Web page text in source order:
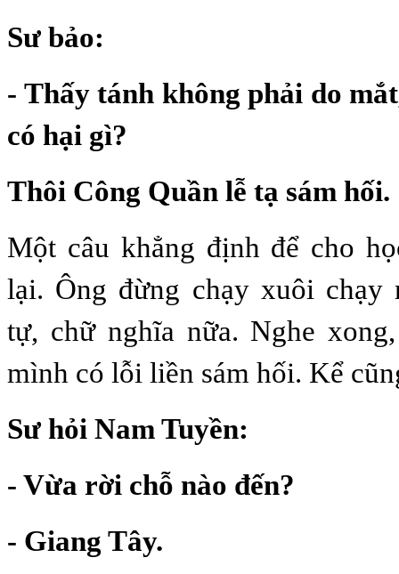
Sư bảo:
- Thấy tánh không phải do
có hại gì?
Thôi Công Quần lễ tạ sám hối.
Một câu khẳng định để cho
lại. Ông đừng chạy xuôi chạy
tự, chữ nghĩa nữa. Nghe
mình có lỗi liền sám hối. Kể
Sư hỏi Nam Tuyền:
- Vừa rời chỗ nào đến?
- Giang Tây.